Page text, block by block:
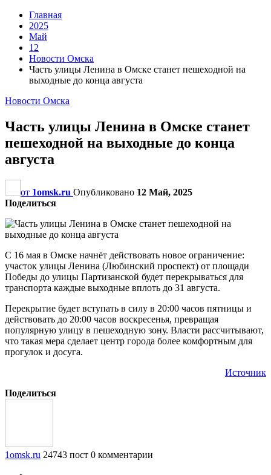
Главная
2025
Май
12
Новости Омска
Часть улицы Ленина в Омске станет пешеходной на
выходные до конца августа
Новости Омска
Часть улицы Ленина в Омске станет
пешеходной на выходные до конца
августа
от 1omsk.ru Опубликовано 12 Май, 2025
Поделиться
С 16 мая в Омске начнёт действовать новое ограничение:
участок улицы Ленина (Любинский проспект) от площади
Победы до улицы Партизанской будет перекрываться для
транспорта каждые выходные вплоть до 31 августа.
Перекрытие будет вступать в силу в 20:00 часов пятницы и
действовать до 20:00 часов воскресенья, превращая
популярную улицу в пешеходную зону. Власти рассчитывают,
что такая мера сделает центр города более комфортным для
прогулок и досуга.
Источник
Поделиться
1omsk.ru 24743 пост 0 комментарии